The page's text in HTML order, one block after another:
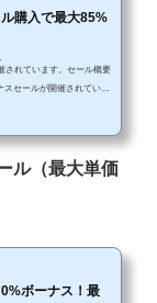
購入で最大85%
されています。セール概要
スセールが開催されていま
レクトが繰り返し行われ
試してみて下さい。 単価
ル（最大単価
ボーナス！最